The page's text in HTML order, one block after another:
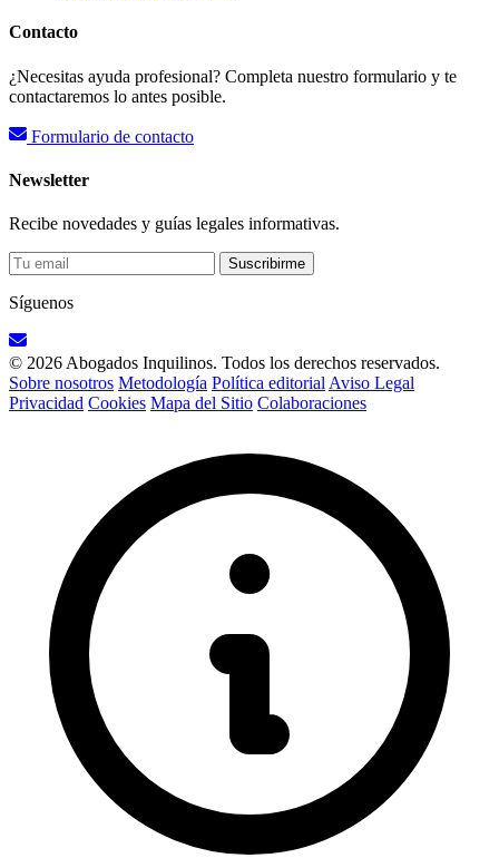
Contacto
¿Necesitas ayuda profesional? Completa nuestro formulario y te
contactaremos lo antes posible.
Formulario de contacto
Newsletter
Recibe novedades y guías legales informativas.
Suscribirme
Síguenos
© 2026 Abogados Inquilinos. Todos los derechos reservados.
Sobre nosotros Metodología Política editorial Aviso Legal
Privacidad Cookies Mapa del Sitio Colaboraciones